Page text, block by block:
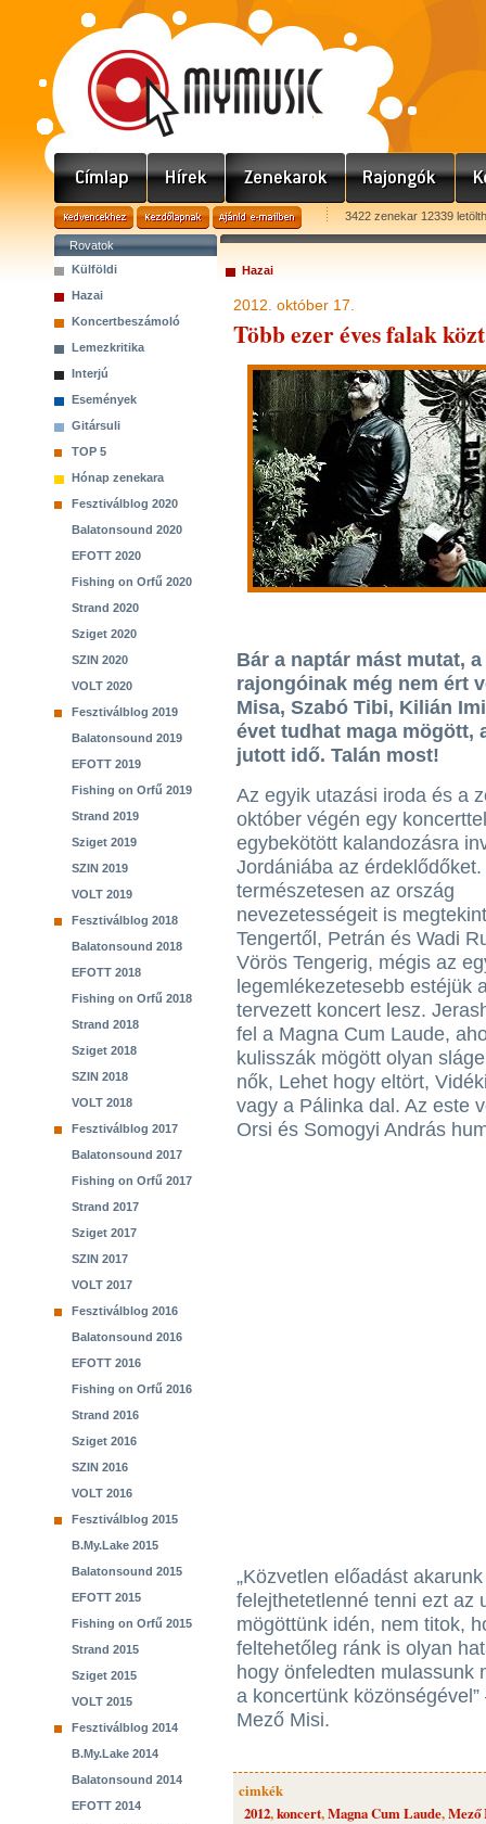
3422 zenekar 12339
Rovatok
Külföldi
Hazai
Koncertbeszámoló
Lemezkritika
Interjú
Események
Gitársuli
TOP 5
Hónap zenekara
Fesztiválblog 2020
Balatonsound 2020
EFOTT 2020
Fishing on Orfű 2020
Strand 2020
Sziget 2020
SZIN 2020
VOLT 2020
Fesztiválblog 2019
Balatonsound 2019
EFOTT 2019
Fishing on Orfű 2019
Strand 2019
Sziget 2019
SZIN 2019
VOLT 2019
Fesztiválblog 2018
Balatonsound 2018
EFOTT 2018
Fishing on Orfű 2018
Strand 2018
Sziget 2018
SZIN 2018
VOLT 2018
Fesztiválblog 2017
Balatonsound 2017
Fishing on Orfű 2017
Strand 2017
Sziget 2017
SZIN 2017
VOLT 2017
Fesztiválblog 2016
Balatonsound 2016
EFOTT 2016
Fishing on Orfű 2016
Strand 2016
Sziget 2016
SZIN 2016
VOLT 2016
Fesztiválblog 2015
B.My.Lake 2015
Balatonsound 2015
EFOTT 2015
Fishing on Orfű 2015
Strand 2015
Sziget 2015
VOLT 2015
Fesztiválblog 2014
B.My.Lake 2014
Balatonsound 2014
EFOTT 2014
Hazai
2012. október 17.
Több ezer éves falak
Bár a naptár mást mutat,
rajongóinak még nem ért
Misa, Szabó Tibi, Kilián
évet tudhat maga mögött,
jutott idő. Talán most!
Az egyik utazási iroda és a
október végén egy koncerttel
egybekötött kalandozásra
Jordániába az
természetesen az ország
nevezetességeit is
Tengertől, Petrán és Wadi
Vörös Tengerig, mégis az
legemlékezetesebb estéjük
tervezett koncert lesz.
fel a Magna Cum Laude,
kulisszák mögött olyan
nők, Lehet hogy eltört,
vagy a Pálinka dal. Az este
Orsi és Somogyi András
„Közvetlen előadást
felejthetetlenné tenni ezt az
mögöttünk idén, nem titok,
feltehetőleg ránk is olyan
hogy önfeledten mulassunk
a koncertünk
Mező Misi.
cimkék
2012,koncert,Magna Cum Laude,Mező